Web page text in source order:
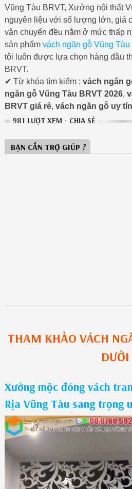
Vũng Tàu BRVT, Xưởng nội thất
nguyên liệu với số lượng lớn, giá
vận chuyển đều nằm ở mức thấp
sản phẩm vách ngăn gỗ Vũng Tàu
tôi luôn được lựa chọn hàng đầu
BRVT.
✔ Từ khóa tìm kiếm : vách ngăn
ngăn gỗ Vũng Tàu BRVT 2026,
BRVT giá rẻ, vách ngăn gỗ uy
981 LƯỢT XEM - CHIA SẺ
BẠN CẦN TRỢ GIÚP ?
THAM KHẢO VÁCH
DƯỚI
Xưởng mộc đóng vách
Rịa Vũng Tàu sang trọng